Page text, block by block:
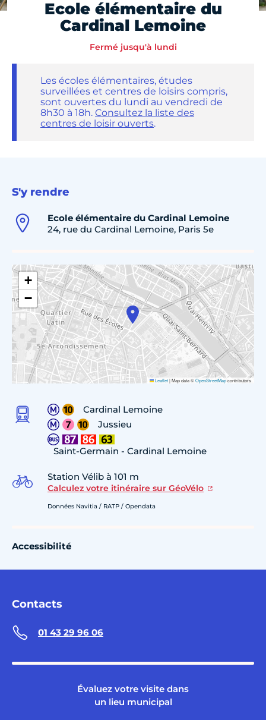
Ecole élémentaire du
Cardinal Lemoine
Fermé jusqu'à lundi
Les écoles élémentaires, études
surveillées et centres de loisirs compris,
sont ouvertes du lundi au vendredi de
8h30 à 18h. Consultez la liste des
centres de loisir ouverts.
S'y rendre
Ecole élémentaire du Cardinal Lemoine
24, rue du Cardinal Lemoine, Paris 5e
+
−
Leaflet|Map data ©OpenStreetMapcontributors
Cardinal Lemoine
Jussieu
Saint-Germain - Cardinal Lemoine
Station Vélib à 101 m
Calculez votre itinéraire sur GéoVélo
Données Navitia / RATP / Opendata
Accessibilité
Contacts
01 43 29 96 06
Évaluez votre visite dans
un lieu municipal